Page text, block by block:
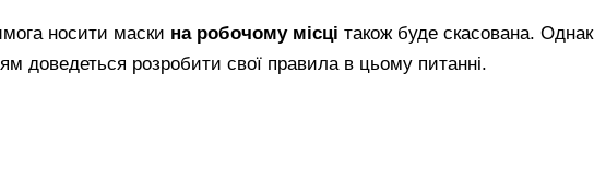
носити маски на робочому місці також буде скасована. Однак
доведеться розробити свої правила в цьому питанні.